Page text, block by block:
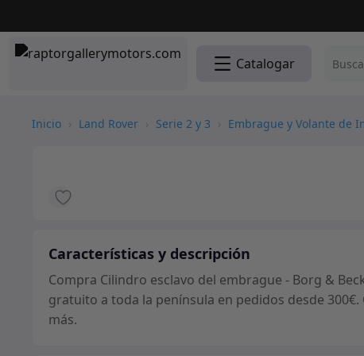
Catalogar
Inicio › Land Rover › Serie 2 y 3 › Embrague y Volante de
Características y descripción
Compra Cilindro esclavo del embrague - Borg &
gratuito a toda la península en pedidos desde 300€.
más.